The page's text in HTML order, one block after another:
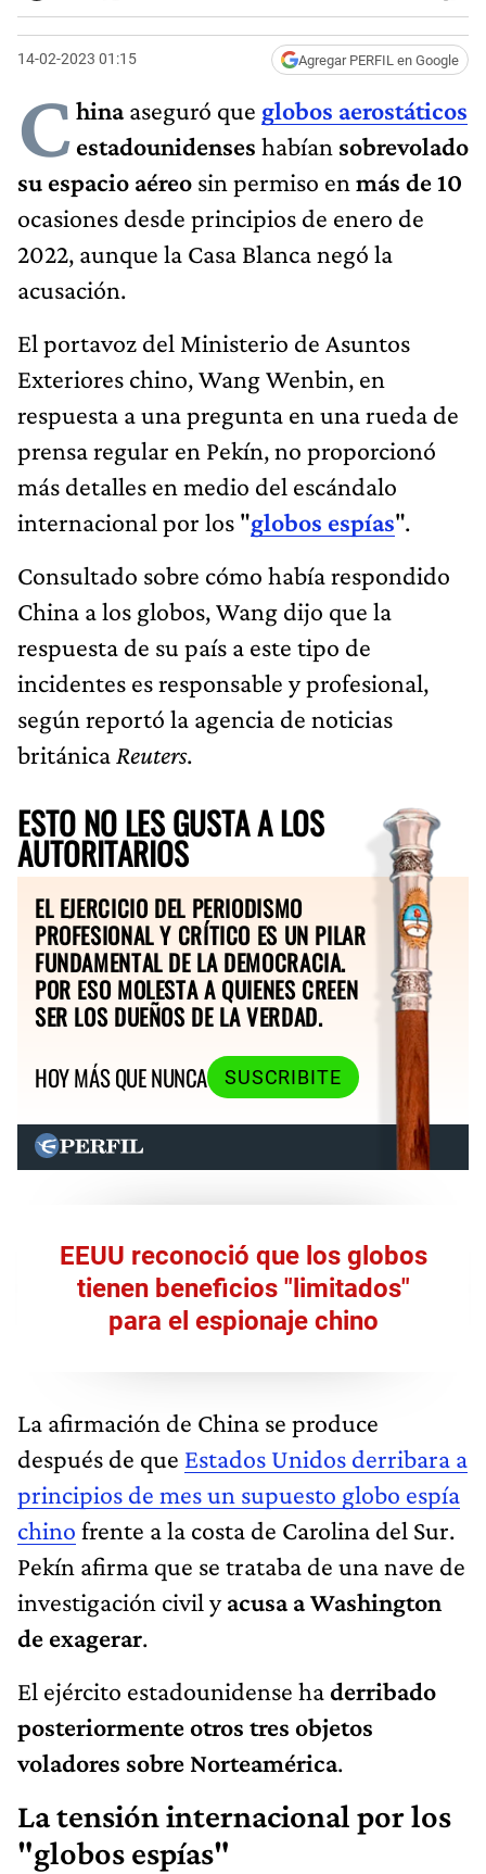
14-02-2023 01:15 Agregar PERFIL en Google
Chinaaseguró que globos aerostáticos
estadounidenses habían sobrevolado
su espacio aéreo sin permiso en más de 10
ocasiones desde principios de enero de
2022, aunque la Casa Blanca negó la
acusación.
El portavoz del Ministerio de Asuntos
Exteriores chino, Wang Wenbin, en
respuesta a una pregunta en una rueda de
prensa regular en Pekín, no proporcionó
más detalles en medio del escándalo
internacional por los "globos espías".
Consultado sobre cómo había respondido
China a los globos, Wang dijo que la
respuesta de su país a este tipo de
incidentes es responsable y profesional,
según reportó la agencia de noticias
británica Reuters.
ESTO NO LES GUSTA A LOS
AUTORITARIOS
EL EJERCICIO DEL PERIODISMO
PROFESIONAL Y CRÍTICO ES UN PILAR
FUNDAMENTAL DE LA DEMOCRACIA.
POR ESO MOLESTA A QUIENES CREEN
SER LOS DUEÑOS DE LA VERDAD.
HOY MÁS QUE NUNCA
SUSCRIBITE
EEUU reconoció que los globos
tienen beneficios "limitados"
para el espionaje chino
La afirmación de China se produce
después de que Estados Unidos derribara a
principios de mes un supuesto globo espía
chino frente a la costa de Carolina del Sur.
Pekín afirma que se trataba de una nave de
investigación civil yacusa a Washington
de exagerar.
El ejército estadounidense haderribado
posteriormente otros tres objetos
voladores sobre Norteamérica.
La tensión internacional por los
"globos espías"